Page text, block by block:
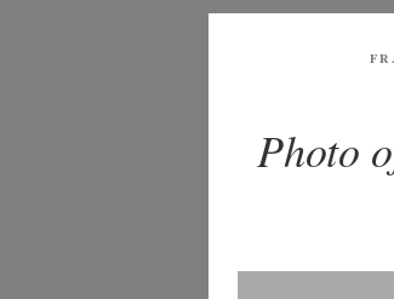
Photo